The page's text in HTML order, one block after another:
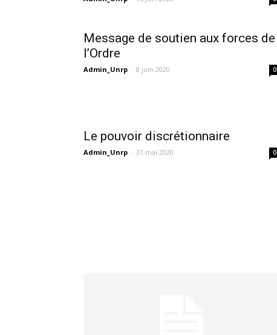
Message de soutien aux forces de
l’Ordre
Admin_Unrp - 8 juin 2020 0
Le pouvoir discrétionnaire
Admin_Unrp - 31 mai 2020 0